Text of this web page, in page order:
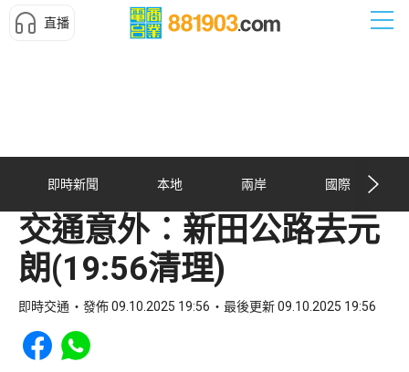
直播
即時新聞 本地 兩岸 國際
交通意外︰新田公路去元
朗(19:56清理)
即時交通 發佈 09.10.2025 19:56 最後更新 09.10.2025 19:56
Share to Facebook
Share to WhatsApp